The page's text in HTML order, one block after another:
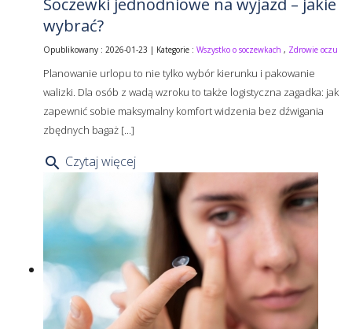
Soczewki jednodniowe na wyjazd – jakie
wybrać?
Opublikowany : 2026-01-23 | Kategorie : Wszystko o soczewkach , Zdrowie oczu
Planowanie urlopu to nie tylko wybór kierunku i pakowanie
walizki. Dla osób z wadą wzroku to także logistyczna zagadka: jak
zapewnić sobie maksymalny komfort widzenia bez dźwigania
zbędnych bagaż [...]
search Czytaj więcej